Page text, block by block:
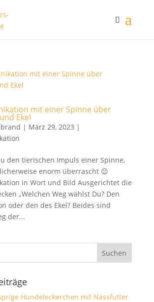
mit einer Spinne über
Ekel
| März 29, 2023 |
den tierischen Impuls einer Spinne,
enorm überrascht 😉
in Wort und Bild Ausgerichtet die
„Welchen Weg wählst Du? Den
oder den des Ekel? Beides sind
der...
Hundeleckerchen mit Nassfutter